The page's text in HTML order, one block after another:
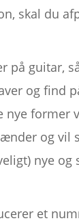
skal du
på guitar,
og find
nye former
og vil
nye
et